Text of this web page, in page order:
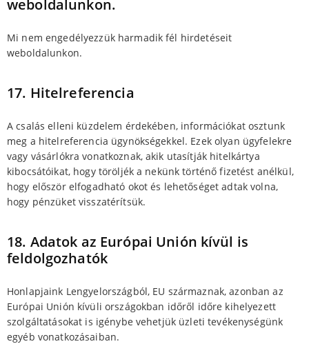
weboldalunkon.
Mi nem engedélyezzük harmadik fél hirdetéseit
weboldalunkon.
17. Hitelreferencia
A csalás elleni küzdelem érdekében, információkat osztunk
meg a hitelreferencia ügynökségekkel. Ezek olyan ügyfelekre
vagy vásárlókra vonatkoznak, akik utasítják hitelkártya
kibocsátóikat, hogy töröljék a nekünk történő fizetést anélkül,
hogy először elfogadható okot és lehetőséget adtak volna,
hogy pénzüket visszatérítsük.
18. Adatok az Európai Unión kívül is
feldolgozhatók
Honlapjaink Lengyelországból, EU származnak, azonban az
Európai Unión kívüli országokban időről időre kihelyezett
szolgáltatásokat is igénybe vehetjük üzleti tevékenységünk
egyéb vonatkozásaiban.